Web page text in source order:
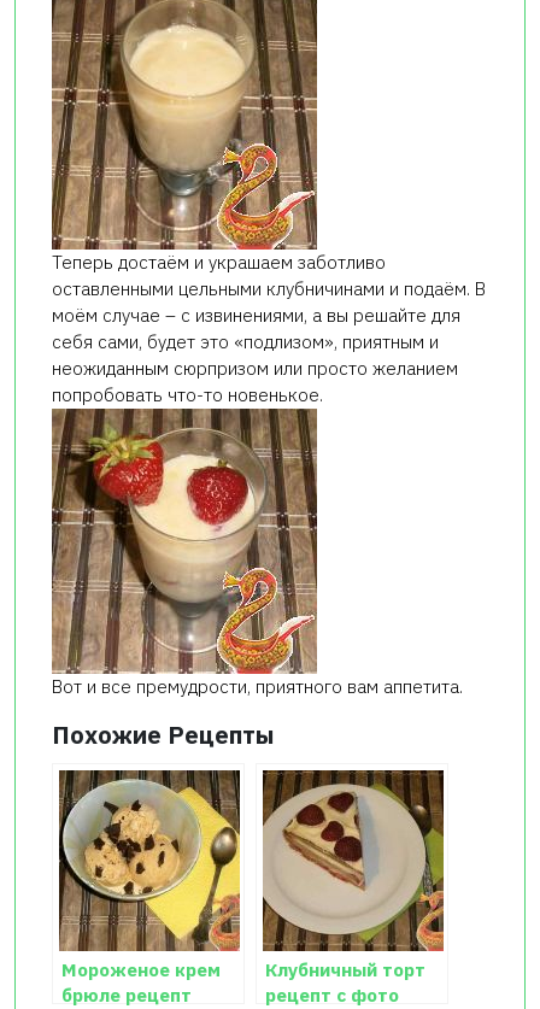
Теперь достаём и украшаем заботливо
оставленными цельными клубничинами и подаём. В
моём случае – с извинениями, а вы решайте для
себя сами, будет это «подлизом», приятным и
неожиданным сюрпризом или просто желанием
попробовать что-то новенькое.
Вот и все премудрости, приятного вам аппетита.
Похожие Рецепты
Мороженое крем
брюле рецепт
Клубничный торт
рецепт с фото